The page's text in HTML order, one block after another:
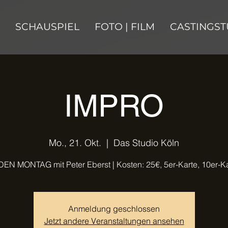
SCHAUSPIEL FOTO | FILM
IMPRO
Mo., 21. Okt.
  |
Das Studio Köln
MONTAG mit Peter Eberst | Kosten: 25€, 5er-Karte, 10er-
Anmeldung geschlossen
Jetzt andere Veranstaltungen ansehen